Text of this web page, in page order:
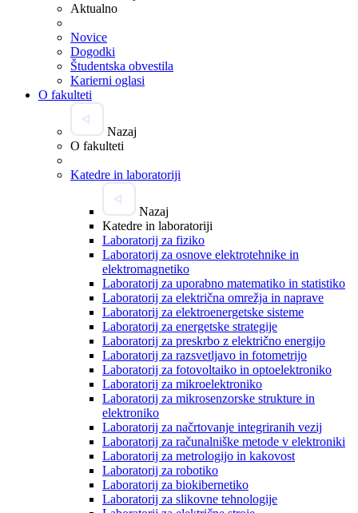
Aktualno
Novice
Dogodki
Študentska obvestila
Karierni oglasi
O fakulteti
Nazaj
O fakulteti
Katedre in laboratoriji
Nazaj
Katedre in laboratoriji
Laboratorij za fiziko
Laboratorij za osnove elektrotehnike in
elektromagnetiko
Laboratorij za uporabno matematiko in statistiko
Laboratorij za električna omrežja in naprave
Laboratorij za elektroenergetske sisteme
Laboratorij za energetske strategije
Laboratorij za preskrbo z električno energijo
Laboratorij za razsvetljavo in fotometrijo
Laboratorij za fotovoltaiko in optoelektroniko
Laboratorij za mikroelektroniko
Laboratorij za mikrosenzorske strukture in
elektroniko
Laboratorij za načrtovanje integriranih vezij
Laboratorij za računalniške metode v elektroniki
Laboratorij za metrologijo in kakovost
Laboratorij za robotiko
Laboratorij za biokibernetiko
Laboratorij za slikovne tehnologije